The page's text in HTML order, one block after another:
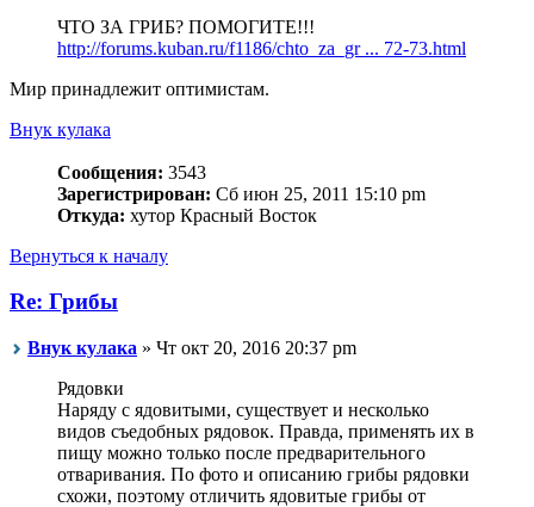
ЧТО ЗА ГРИБ? ПОМОГИТЕ!!!
http://forums.kuban.ru/f1186/chto_za_gr ... 72-73.html
Мир принадлежит оптимистам.
Внук кулака
Сообщения: 3543
Зарегистрирован: Сб июн 25, 2011 15:10 pm
Откуда: хутор Красный Восток
Вернуться к началу
Re: Грибы
Внук кулака » Чт окт 20, 2016 20:37 pm
Рядовки
Наряду с ядовитыми, существует и несколько
видов съедобных рядовок. Правда, применять их в
пищу можно только после предварительного
отваривания. По фото и описанию грибы рядовки
схожи, поэтому отличить ядовитые грибы от